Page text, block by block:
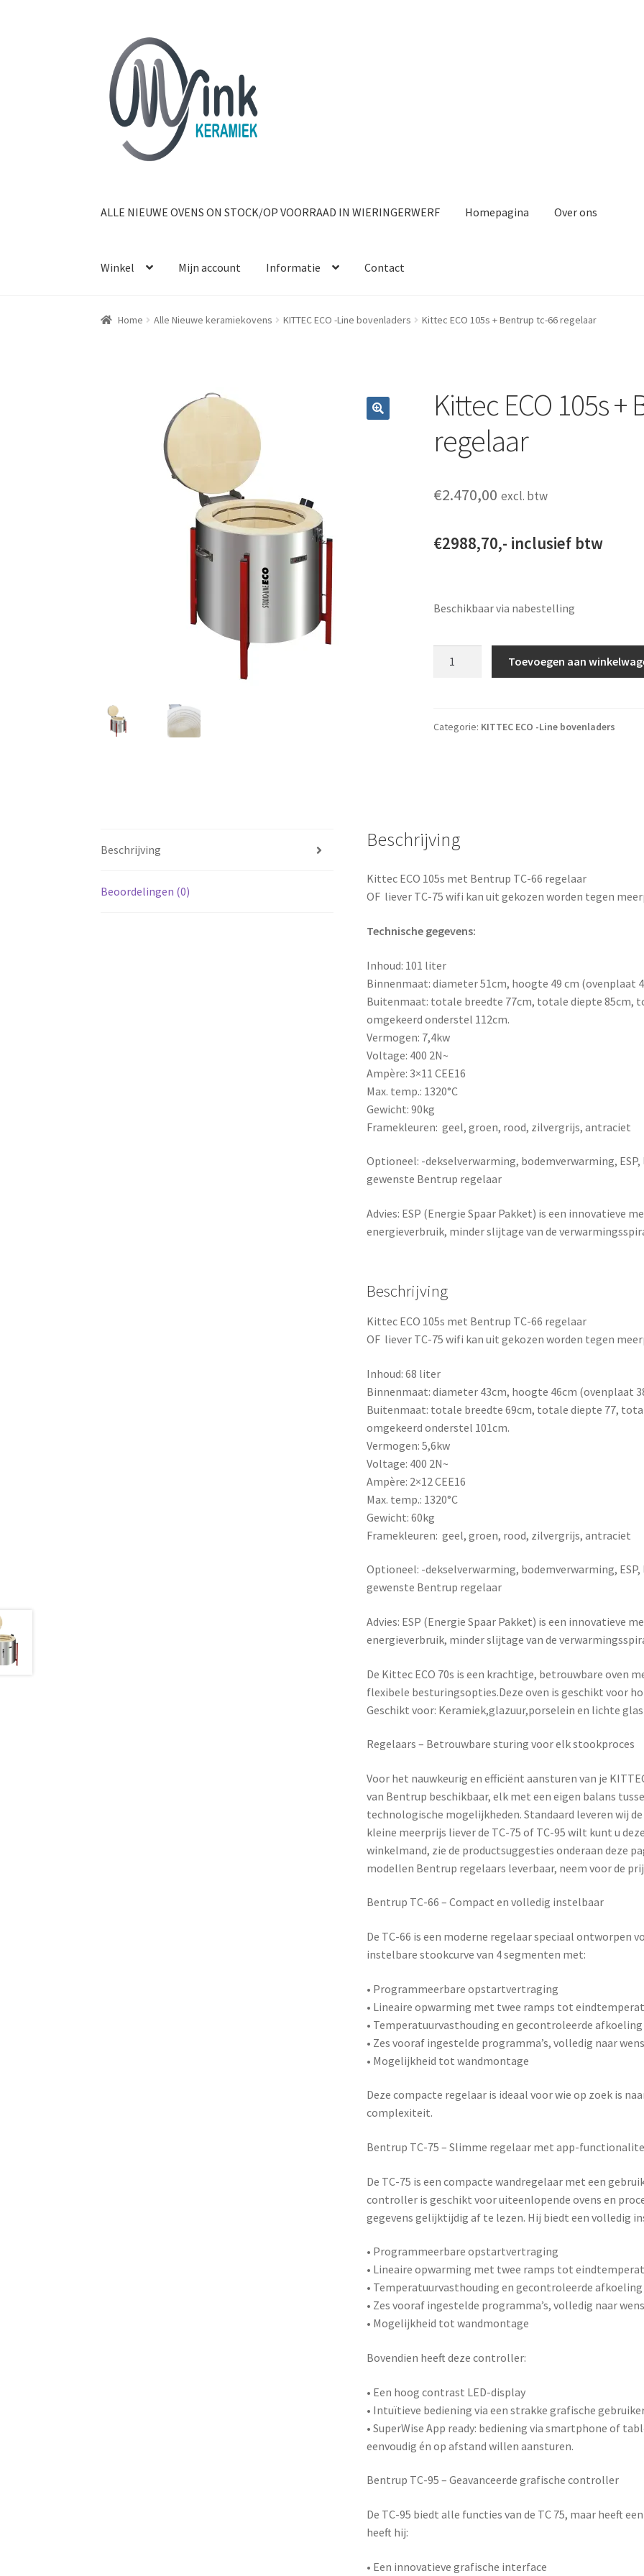
Ga door naar navigatie
Ga naar de inhoud
ALLE NIEUWE OVENS ON STOCK/OP VOORRAAD IN WIERINGERWERF Homepagina Over ons
Winkel Mijn account Informatie Contact
Home Alle Nieuwe keramiekovens KITTEC ECO -Line bovenladers Kittec ECO 105s + Bentrup tc-66 regelaar
Kittec ECO 105s
regelaar
€2.470,00 excl. btw
€2988,70,- inclusief btw
Beschikbaar via nabestelling
Toevoegen aan
Categorie: KITTEC ECO -Line bovenladers
Beschrijving
Beoordelingen (0)
Beschrijving
Kittec ECO 105s met Bentrup TC-66 regelaar
OF liever TC-75 wifi kan uit gekozen worden tegen
Technische gegevens:
Inhoud: 101 liter
Binnenmaat: diameter 51cm, hoogte 49 cm (ovenplaat
Buitenmaat: totale breedte 77cm, totale diepte 85cm,
omgekeerd onderstel 112cm.
Vermogen: 7,4kw
Voltage: 400 2N~
Ampère: 3×11 CEE16
Max. temp.: 1320°C
Gewicht: 90kg
Framekleuren: geel, groen, rood, zilvergrijs, antraciet
Optioneel: -dekselverwarming, bodemverwarming,
gewenste Bentrup regelaar
Advies: ESP (Energie Spaar Pakket) is een innovatieve
energieverbruik, minder slijtage van de
Beschrijving
Kittec ECO 105s met Bentrup TC-66 regelaar
OF liever TC-75 wifi kan uit gekozen worden tegen
Inhoud: 68 liter
Binnenmaat: diameter 43cm, hoogte 46cm (ovenplaat
Buitenmaat: totale breedte 69cm, totale diepte 77,
omgekeerd onderstel 101cm.
Vermogen: 5,6kw
Voltage: 400 2N~
Ampère: 2×12 CEE16
Max. temp.: 1320°C
Gewicht: 60kg
Framekleuren: geel, groen, rood, zilvergrijs, antraciet
Optioneel: -dekselverwarming, bodemverwarming,
gewenste Bentrup regelaar
Advies: ESP (Energie Spaar Pakket) is een innovatieve
energieverbruik, minder slijtage van de
De Kittec ECO 70s is een krachtige, betrouwbare oven
flexibele besturingsopties.Deze oven is geschikt voor
Geschikt voor: Keramiek,glazuur,porselein en lichte
Regelaars – Betrouwbare sturing voor elk stookproces
Voor het nauwkeurig en efficiënt aansturen van je
van Bentrup beschikbaar, elk met een eigen balans
technologische mogelijkheden. Standaard leveren wij
kleine meerprijs liever de TC-75 of TC-95 wilt kunt u
winkelmand, zie de productsuggesties onderaan deze
modellen Bentrup regelaars leverbaar, neem voor de
Bentrup TC-66 – Compact en volledig instelbaar
De TC-66 is een moderne regelaar speciaal ontworpen
instelbare stookcurve van 4 segmenten met:
• Programmeerbare opstartvertraging
• Lineaire opwarming met twee ramps tot
• Temperatuurvasthouding en gecontroleerde afkoeling
• Zes vooraf ingestelde programma’s, volledig naar
• Mogelijkheid tot wandmontage
Deze compacte regelaar is ideaal voor wie op zoek is
complexiteit.
Bentrup TC-75 – Slimme regelaar met app-
De TC-75 is een compacte wandregelaar met een
controller is geschikt voor uiteenlopende ovens en
gegevens gelijktijdig af te lezen. Hij biedt een volledig
• Programmeerbare opstartvertraging
• Lineaire opwarming met twee ramps tot
• Temperatuurvasthouding en gecontroleerde afkoeling
• Zes vooraf ingestelde programma’s, volledig naar
• Mogelijkheid tot wandmontage
Bovendien heeft deze controller:
• Een hoog contrast LED-display
• Intuïtieve bediening via een strakke grafische
•SuperWise App ready: bediening via smartphone of
eenvoudig én op afstand willen aansturen.
Bentrup TC-95 – Geavanceerde grafische controller
De TC-95 biedt alle functies van de TC 75, maar heeft
heeft hij:
• Een innovatieve grafische interface